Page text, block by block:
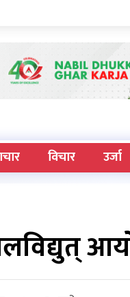
विचार उर्जा